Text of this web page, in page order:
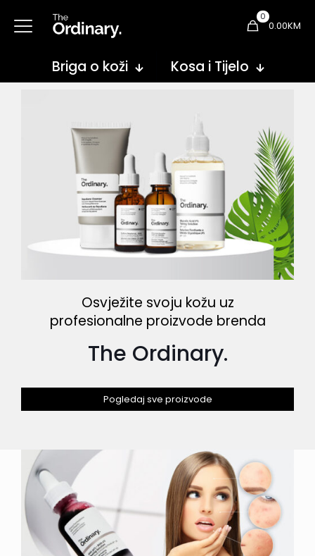
0
0.00KM
Briga o koži Kosa i Tijelo
Osvježite svoju kožu uz
profesionalne proizvode brenda
The Ordinary.
Pogledaj sve proizvode